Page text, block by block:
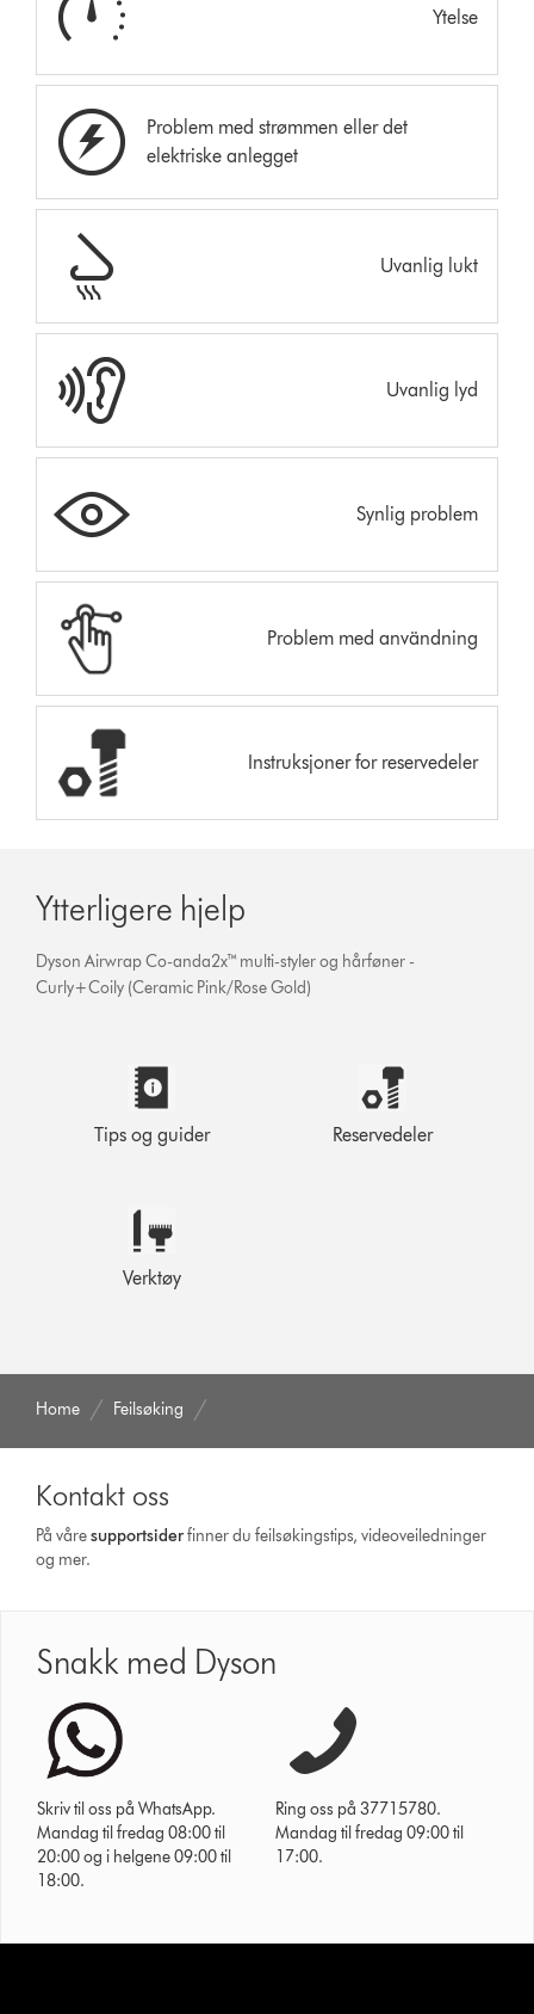
Ytelse
Problem med strømmen eller det
elektriske anlegget
Uvanlig lukt
Uvanlig lyd
Synlig problem
Problem med användning
Instruksjoner for reservedeler
Ytterligere hjelp
Dyson Airwrap Co-anda2x™ multi-styler og hårføner -
Curly+Coily (Ceramic Pink/Rose Gold)
Tips og guider Reservedeler
Verktøy
Home Feilsøking
Kontakt oss
På våresupportsiderfinner du feilsøkingstips, videoveiledninger
og mer.
Snakk med Dyson
Skriv til oss på WhatsApp.
Mandag til fredag 08:00 til
20:00 og i helgene 09:00 til
18:00.
Ring oss på 37715780.
Mandag til fredag 09:00 til
17:00.